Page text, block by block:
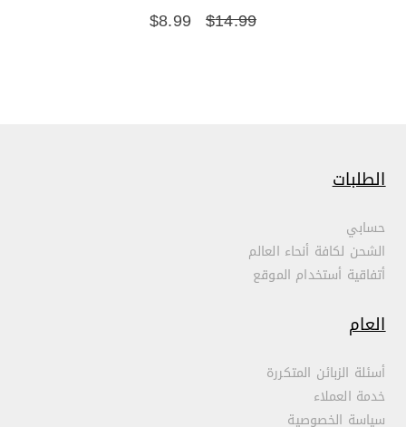
$14.99
$8.99
الطلبات
حسابي
الشحن لكافة أنحاء العالم
أتفاقية أستخدام الموقع
العام
أسئلة الزبائن المتكررة
خدمة العملاء
سياسة الخصوصية